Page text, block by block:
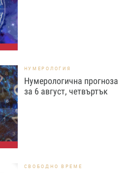
НУМЕРОЛОГИЯ
Нумерологична прогноза
за 6 август, четвъртък
СВОБОДНО ВРЕМЕ